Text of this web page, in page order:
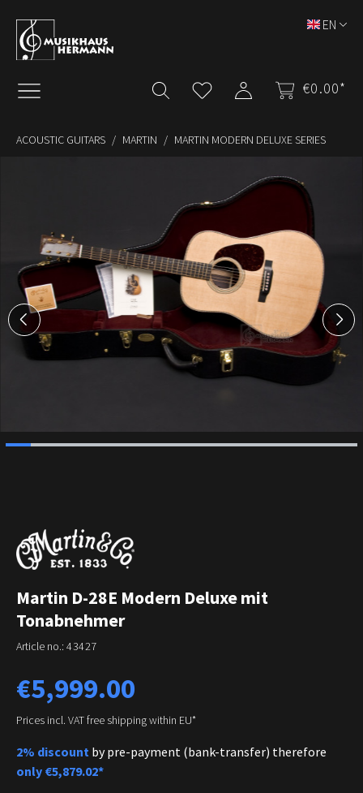
Skip to main content
€0.00*
EN
ACOUSTIC GUITARS MARTIN MARTIN MODERN DELUXE SERIES
Martin D-28E Modern Deluxe mit
Tonabnehmer
Article no.: 43427
Regular price:
€5,999.00
Prices incl. VAT free shipping within EU*
2% discount by pre-payment (bank-transfer) therefore
only €5,879.02*